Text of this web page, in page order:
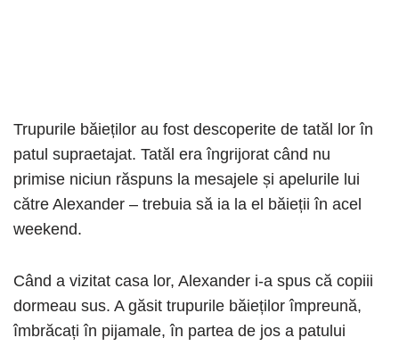
Trupurile băieților au fost descoperite de tatăl lor în
patul supraetajat. Tatăl era îngrijorat când nu
primise niciun răspuns la mesajele și apelurile lui
către Alexander – trebuia să ia la el băieții în acel
weekend.
Când a vizitat casa lor, Alexander i-a spus că copiii
dormeau sus. A găsit trupurile băieților împreună,
îmbrăcați în pijamale, în partea de jos a patului